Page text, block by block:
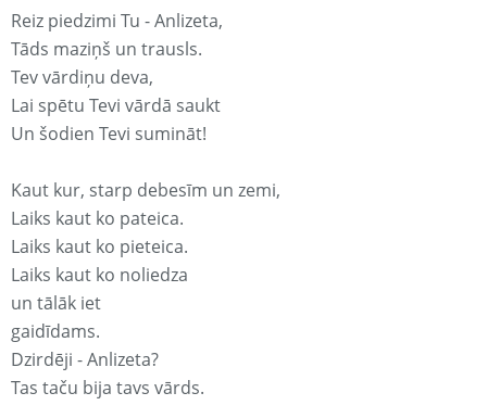
Reiz piedzimi Tu - Anlizeta,
Tāds maziņš un trausls.
Tev vārdiņu deva,
Lai spētu Tevi vārdā saukt
Un šodien Tevi sumināt!
Kaut kur, starp debesīm un zemi,
Laiks kaut ko pateica.
Laiks kaut ko pieteica.
Laiks kaut ko noliedza
un tālāk iet
gaidīdams.
Dzirdēji - Anlizeta?
Tas taču bija tavs vārds.